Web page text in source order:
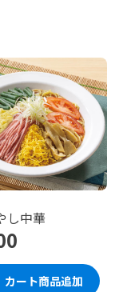
し中華
カート商品追加